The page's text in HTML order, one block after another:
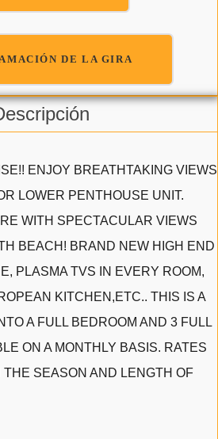
DE LA GIRA
ENJOY BREATHTAKING VIEWS
LOWER PENTHOUSE UNIT.
WITH SPECTACULAR VIEWS
BEACH! BRAND NEW HIGH END
PLASMA TVS IN EVERY ROOM,
KITCHEN,ETC.. THIS IS A
A FULL BEDROOM AND 3 FULL
ON A MONTHLY BASIS. RATES
SEASON AND LENGTH OF